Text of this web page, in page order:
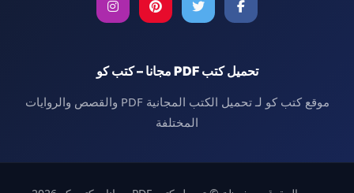
تحميل كتب PDF مجانا – كتب كو
موقع كتب كو لـ تحميل الكتب المجانية PDF والقصص والروايات
المختلفة